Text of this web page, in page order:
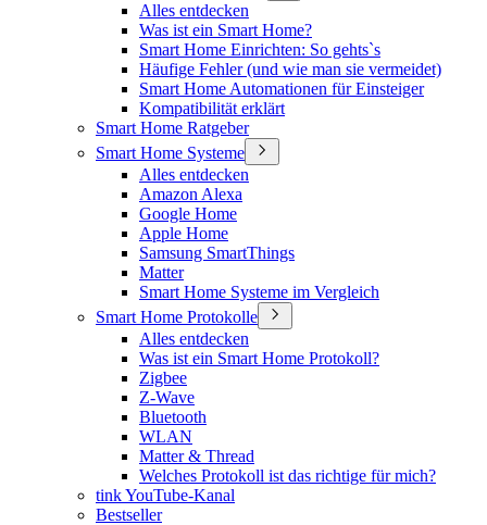
Alles entdecken
Was ist ein Smart Home?
Smart Home Einrichten: So gehts`s
Häufige Fehler (und wie man sie vermeidet)
Smart Home Automationen für Einsteiger
Kompatibilität erklärt
Smart Home Ratgeber
Smart Home Systeme
Alles entdecken
Amazon Alexa
Google Home
Apple Home
Samsung SmartThings
Matter
Smart Home Systeme im Vergleich
Smart Home Protokolle
Alles entdecken
Was ist ein Smart Home Protokoll?
Zigbee
Z-Wave
Bluetooth
WLAN
Matter & Thread
Welches Protokoll ist das richtige für mich?
tink YouTube-Kanal
Bestseller